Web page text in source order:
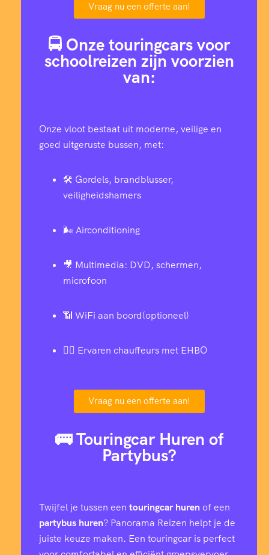
Vraag nu een offerte aan!
🚍 Onze touringcars voor
schoolreizen zijn voorzien
van:
Onze vloot bestaat uit moderne, veilige en
goed uitgeruste bussen, met:
🛠️ Gordels, brandblusser,
veiligheidshamers
🌬️ Airconditioning
🎥 Multimedia: DVD, schermen,
microfoon
📶 WiFi aan boord(optioneel)
👨‍✈️ Ervaren chauffeurs met EHBO
Vraag nu een offerte aan!
🚌 Touringcar Huren of
Partybus?
Twijfel je tussen een touringcar hurenof een
partybus huren? Panorama Reizen helpt je de
juiste keuze maken. Een touringcar is perfect